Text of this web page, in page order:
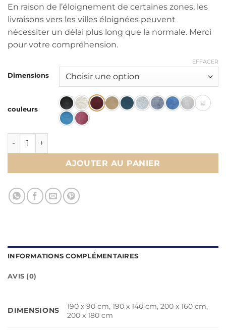
En raison de l’éloignement de certaines zones, les
livraisons vers les villes éloignées peuvent
nécessiter un délai plus long que la normale. Merci
pour votre compréhension.
Dimensions
couleurs
EFFACER
quantité de Tête de lit DOLIDOL VERANO
AJOUTER AU PANIER
INFORMATIONS COMPLÉMENTAIRES
AVIS (0)
DIMENSIONS
190 x 90 cm, 190 x 140 cm, 200 x 160 cm,
200 x 180 cm